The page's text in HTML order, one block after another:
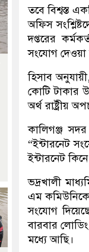
তবে বিশ্বস্ত
অফিস
দপ্তরের
সংযোগ দেওয়া
হিসাব
কোটি টাকার
অর্থ রাষ্ট্রীয়
কালিগঞ্জ
“ইন্টারনেট
ইন্টারনেট
ভদ্রখালী
এম
সংযোগ
বারবার
মধ্যে আছি।